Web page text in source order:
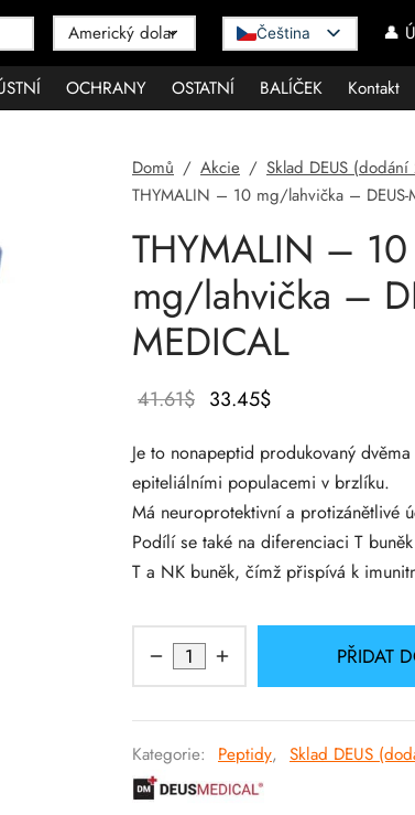
Čeština 👤
OCHRANY OSTATNÍ BALÍČEK Kontakt
Domů / Akcie / Sklad DEUS
THYMALIN – 10 mg/lahvička – DEUS-
THYMALIN – 10
mg/lahvička –
MEDICAL
41.61$ Původní
byla:
41.61$.
33.45$
33.45$.
Je to nonapeptid produkovaný
epiteliálními populacemi v brzlíku.
Má neuroprotektivní a protizánětlivé
Podílí se také na diferenciaci T
T a NK buněk, čímž přispívá k
PŘIDAT
Kategorie: Peptidy, Sklad DEUS